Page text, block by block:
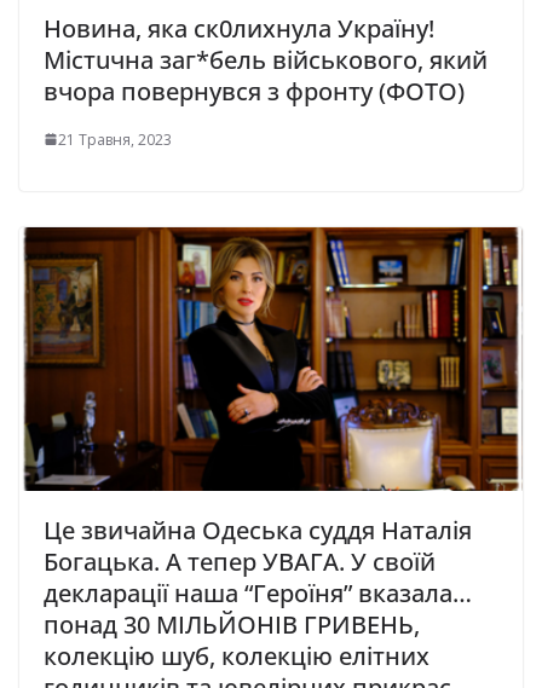
Новина, яка ск0лихнула Україну!
Містuчна заг*бель військового, який
вчора повеpнувся з фpонту (ФОТО)
21 Травня, 2023
Це звичайна Одеська суддя Наталія
Богацька. А тепер УВАГА. У своїй
декларації наша “Героїня” вказала…
понад 30 МІЛЬЙОНІВ ГРИВЕНЬ,
колекцію шуб, колекцію елітних